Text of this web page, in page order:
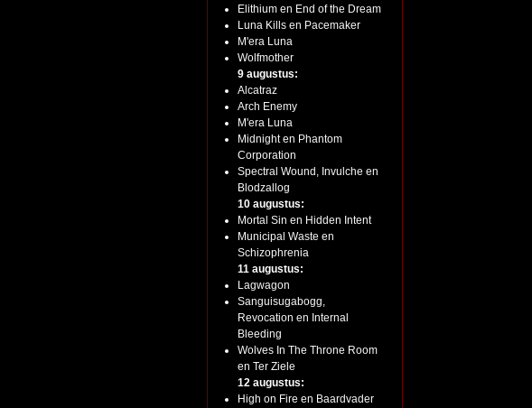
Elithium en End of the Dream
Luna Kills en Pacemaker
M'era Luna
Wolfmother
9 augustus:
Alcatraz
Arch Enemy
M'era Luna
Midnight en Phantom
Corporation
Spectral Wound, Invulche en
Blodzallog
10 augustus:
Mortal Sin en Hidden Intent
Municipal Waste en
Schizophrenia
11 augustus:
Lagwagon
Sanguisugabogg,
Revocation en Internal
Bleeding
Wolves In The Throne Room
en Ter Ziele
12 augustus:
High on Fire en Baardvader